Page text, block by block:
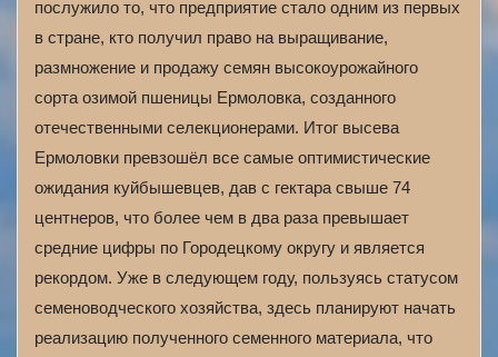
послужило то, что предприятие стало одним из первых
в стране, кто получил право на выращивание,
размножение и продажу семян высокоурожайного
сорта озимой пшеницы Ермоловка, созданного
отечественными селекционерами. Итог высева
Ермоловки превзошёл все самые оптимистические
ожидания куйбышевцев, дав с гектара свыше 74
центнеров, что более чем в два раза превышает
средние цифры по Городецкому округу и является
рекордом. Уже в следующем году, пользуясь статусом
семеноводческого хозяйства, здесь планируют начать
реализацию полученного семенного материала, что